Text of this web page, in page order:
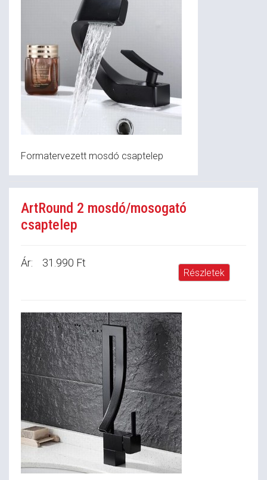
Formatervezett mosdó csaptelep
ArtRound 2 mosdó/mosogató
csaptelep
Ár: 31.990 Ft
Részletek